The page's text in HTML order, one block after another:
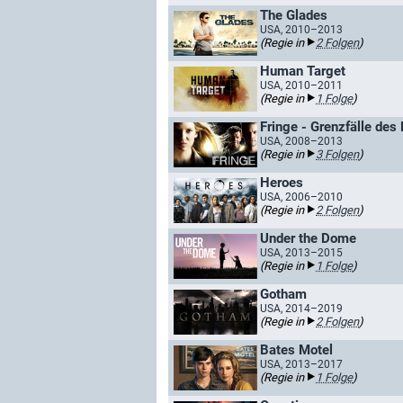
The Glades
USA, 2010–2013
(Regie in 2 Folgen)
Human Target
USA, 2010–2011
(Regie in 1 Folge)
Fringe - Grenzfälle des
USA, 2008–2013
(Regie in 3 Folgen)
Heroes
USA, 2006–2010
(Regie in 2 Folgen)
Under the Dome
USA, 2013–2015
(Regie in 1 Folge)
Gotham
USA, 2014–2019
(Regie in 2 Folgen)
Bates Motel
USA, 2013–2017
(Regie in 1 Folge)